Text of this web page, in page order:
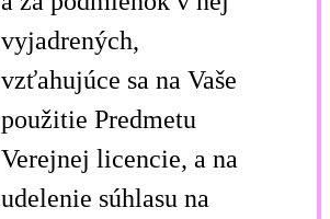
vyjadrených,
vzťahujúce sa na Vaše
použitie Predmetu
Verejnej licencie, a na
udelenie súhlasu na